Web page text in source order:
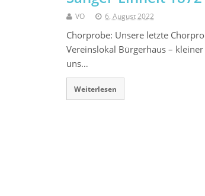
VO 6. August 2022
Chorprobe: Unsere letzte
Vereinslokal Bürgerhaus –
uns…
Weiterlesen